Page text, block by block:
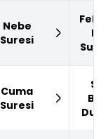
Nebe
Suresi
Cuma
Suresi